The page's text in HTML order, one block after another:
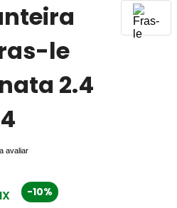
le
2.4
avaliar
-10%